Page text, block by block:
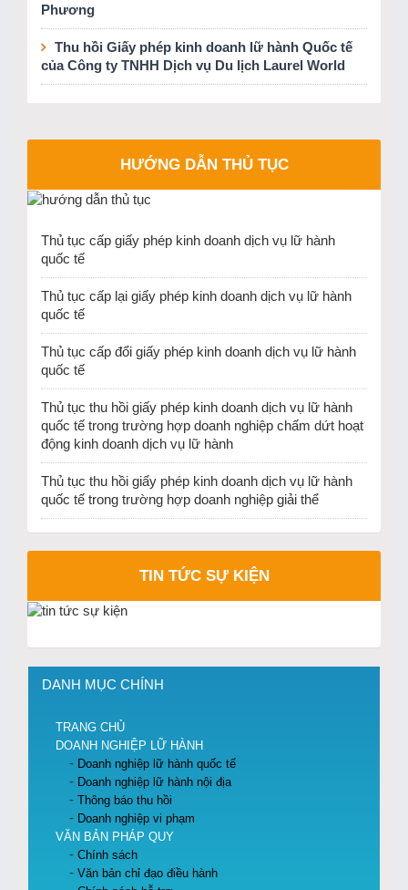
Phương
Thu hồi Giấy phép kinh doanh lữ hành Quốc tế
của Công ty TNHH Dịch vụ Du lịch Laurel World
HƯỚNG DẪN THỦ TỤC
Thủ tục cấp giấy phép kinh doanh dịch vụ lữ hành
quốc tế
Thủ tục cấp lại giấy phép kinh doanh dịch vụ lữ hành
quốc tế
Thủ tục cấp đổi giấy phép kinh doanh dịch vụ lữ hành
quốc tế
Thủ tục thu hồi giấy phép kinh doanh dịch vụ lữ hành
quốc tế trong trường hợp doanh nghiệp chấm dứt hoạt
động kinh doanh dịch vụ lữ hành
Thủ tục thu hồi giấy phép kinh doanh dịch vụ lữ hành
quốc tế trong trường hợp doanh nghiệp giải thể
TIN TỨC SỰ KIỆN
DANH MỤC CHÍNH
TRANG CHỦ
DOANH NGHIỆP LỮ HÀNH
Doanh nghiệp lữ hành quốc tế
Doanh nghiệp lữ hành nội địa
Thông báo thu hồi
Doanh nghiệp vi phạm
VĂN BẢN PHÁP QUY
Chính sách
Văn bản chỉ đạo điều hành